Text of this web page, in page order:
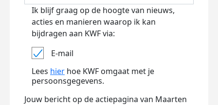
Ik blijf graag op de hoogte van nieuws,
acties en manieren waarop ik kan
bijdragen aan KWF via:
E-mail
Lees hier hoe KWF omgaat met je
persoonsgegevens.
Jouw bericht op de actiepagina van Maarten